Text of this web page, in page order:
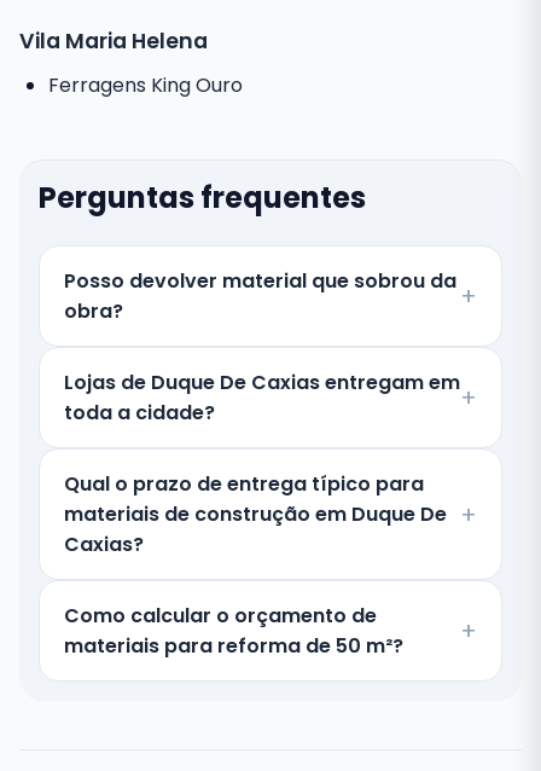
Vila Maria Helena
Ferragens King Ouro
Perguntas frequentes
Posso devolver material que sobrou da
obra?
Lojas de Duque De Caxias entregam em
toda a cidade?
Qual o prazo de entrega típico para
materiais de construção em Duque De
Caxias?
Como calcular o orçamento de
materiais para reforma de 50 m²?